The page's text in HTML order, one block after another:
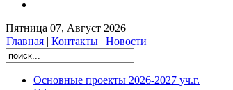
Пятница 07, Август 2026
Главная | Контакты | Новости
Основные проекты 2026-2027 уч.г.